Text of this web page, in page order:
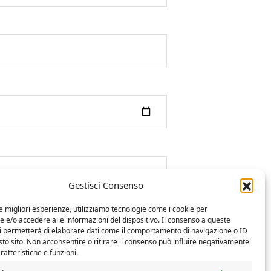
Gestisci Consenso
migliori esperienze, utilizziamo tecnologie come i cookie per
e/o accedere alle informazioni del dispositivo. Il consenso a queste
permetterà di elaborare dati come il comportamento di navigazione o ID
sito. Non acconsentire o ritirare il consenso può influire negativamente
e funzioni.